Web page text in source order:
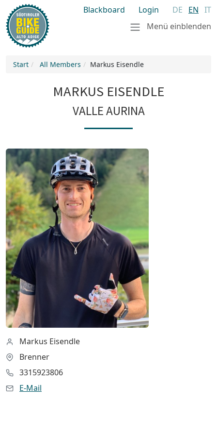
Blackboard Login DE EN IT
Menü einblenden
Start All Members Markus Eisendle
MARKUS EISENDLE
VALLE AURINA
Markus Eisendle
Brenner
3315923806
E-Mail